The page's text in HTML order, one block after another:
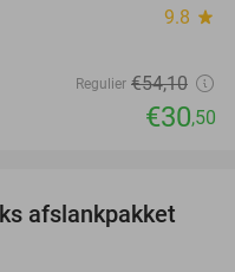
9.8 star
Regulier €54,10
€30,50
55%
afslankpakket